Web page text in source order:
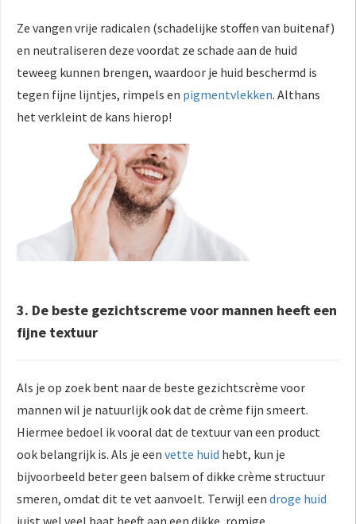
Ze vangen vrije radicalen (schadelijke stoffen van buitenaf)
en neutraliseren deze voordat ze schade aan de huid
teweeg kunnen brengen, waardoor je huid beschermd is
tegen fijne lijntjes, rimpels en pigmentvlekken. Althans
het verkleint de kans hierop!
3. De beste gezichtscreme voor mannen heeft een
fijne textuur
Als je op zoek bent naar de beste gezichtscrème voor
mannen wil je natuurlijk ook dat de crème fijn smeert.
Hiermee bedoel ik vooral dat de textuur van een product
ook belangrijk is. Als je een vette huid hebt, kun je
bijvoorbeeld beter geen balsem of dikke crème structuur
smeren, omdat dit te vet aanvoelt. Terwijl een droge huid
juist wel veel baat heeft aan een dikke, romige